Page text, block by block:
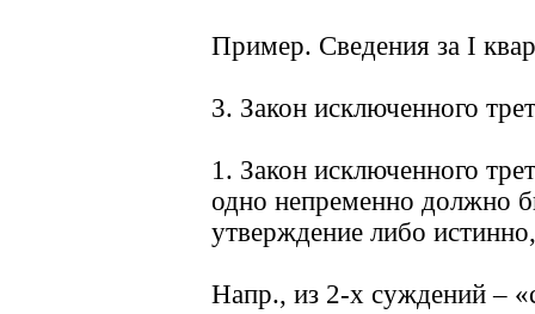
Пример. Сведения за I
3. Закон исключенного
1. Закон исключенного
одно непременно должно
утверждение либо
Напр., из 2-х суждений –